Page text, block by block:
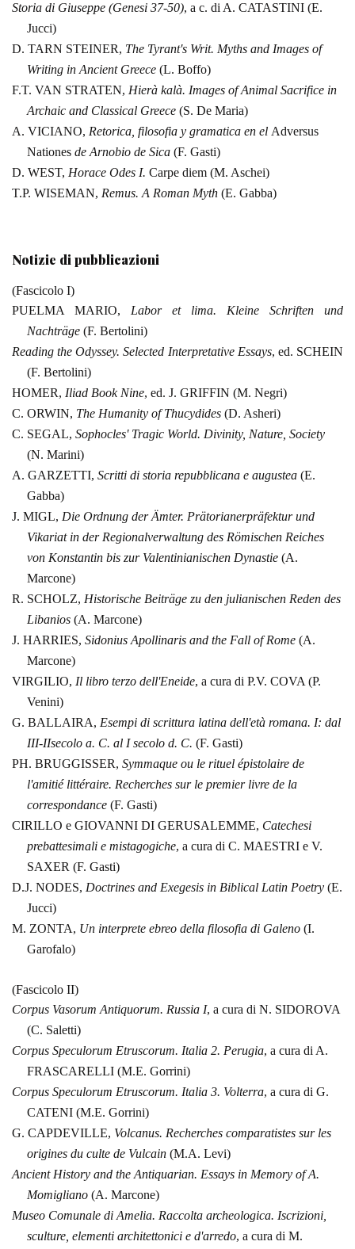
Storia di Giuseppe (Genesi 37‑50), a c. di A. CATASTINI (E.
Jucci)
D. TARN STEINER, The Tyrant's Writ. Myths and Images of
Writing in Ancient Greece (L. Boffo)
F.T. VAN STRATEN, Hierà kalà. Images ofAnimal Sacrifice in
Archaic and Classical Greece (S. De Maria)
A. VICIANO, Retorica, filosofia y gramatica en el Adversus
NationesdeArnobio de Sica (F. Gasti)
D. WEST, Horace Odes I. Carpe diem (M. Aschei)
T.P. WISEMAN, Remus. A Roman Myth (E. Gabba)
Notizie di pubblicazioni
(Fascicolo I)
PUELMA MARIO, Labor et lima. Kleine Schriften und
Nachträge (F. Bertolini)
Reading the Odyssey. Selected Interpretative Essays, ed. SCHEIN
(F. Bertolini)
HOMER, Iliad Book Nine, ed. J. GRIFFIN (M. Negri)
C. ORWIN, The Humanity of Thucydides (D. Asheri)
C. SEGAL, Sophocles' Tragic World. Divinity, Nature, Society
(N. Marini)
A. GARZETTI, Scritti di storia repubblicana e augustea (E.
Gabba)
J. MIGL, Die Ordnung der Ämter. Prätorianerpräfektur und
Vikariat in derRegionalverwaltung des Römischen Reiches
von Konstantin bis zurValentinianischen Dynastie (A.
Marcone)
R. SCHOLZ, Historische Beiträge zu den julianischen Reden des
Libanios (A. Marcone)
J. HARRIES, Sidonius Apollinaris and the Fall of Rome (A.
Marcone)
VIRGILIO, Il libro terzo dell'Eneide, a cura di P.V. COVA (P.
Venini)
G. BALLAIRA, Esempi di scrittura latina dell'età romana. I: dal
III‑IIsecolo a. C. al Isecolo d. C. (F. Gasti)
PH. BRUGGISSER, Symmaque ou le rituel épistolaire de
l'amitié littéraire. Recherches sur le premierlivre de la
correspondance (F. Gasti)
CIRILLO e GIOVANNI DI GERUSALEMME, Catechesi
prebattesimali e mistagogiche, a cura di C. MAESTRI e V.
SAXER (F. Gasti)
D.J. NODES, Doctrines and Exegesis in Biblical Latin Poetry (E.
Jucci)
M. ZONTA, Un interprete ebreo della filosofia di Galeno (I.
Garofalo)
(Fascicolo II)
Corpus Vasorum Antiquorum. Russia I, a cura di N. SIDOROVA
(C. Saletti)
Corpus Speculorum Etruscorum. Italia 2. Perugia, a cura di A.
FRASCARELLI (M.E. Gorrini)
Corpus Speculorum Etruscorum. Italia 3. Volterra, a cura di G.
CATENI (M.E. Gorrini)
G. CAPDEVILLE, Volcanus. Recherches comparatistes sur les
origines du culte de Vulcain(M.A. Levi)
Ancient History and the Antiquarian. Essays in Memory of A.
Momigliano(A. Marcone)
Museo Comunale di Amelia. Raccolta archeologica. Iscrizioni,
sculture, elementiarchitettonici e d'arredo, a cura di M.